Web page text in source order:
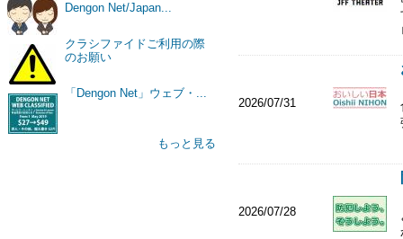
Dengon Net/Japan...
クラシファイドご利用の際
のお願い
「Dengon Net」ウェブ・...
もっと見る
2026/07/31
2026/07/28